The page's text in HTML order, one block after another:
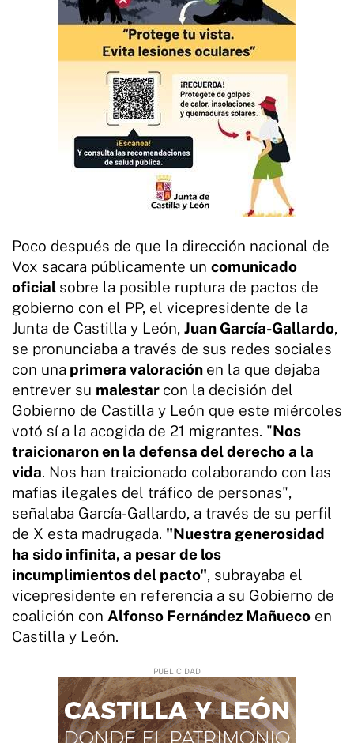
Poco después de que la dirección nacional de
Vox sacara públicamente un comunicado
oficial sobre la posible ruptura de pactos de
gobierno con el PP, el vicepresidente de la
Junta de Castilla y León, Juan García-Gallardo,
se pronunciaba a través de sus redes sociales
con una primera valoración en la que dejaba
entrever su malestar con la decisión del
Gobierno de Castilla y León que este miércoles
votó sí a la acogida de 21 migrantes. "Nos
traicionaron en la defensa del derecho a la
vida. Nos han traicionado colaborando con las
mafias ilegales del tráfico de personas",
señalaba García-Gallardo, a través de su perfil
de X esta madrugada. "Nuestra generosidad
ha sido infinita, a pesar de los
incumplimientos del pacto", subrayaba el
vicepresidente en referencia a su Gobierno de
coalición con Alfonso Fernández Mañueco en
Castilla y León.